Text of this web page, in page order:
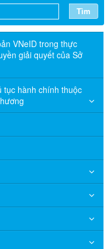
Tìm
VNeID trong thực
giải quyết của Sở
tục hành chính thuộc